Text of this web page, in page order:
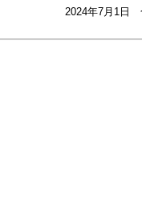
2024年7月1日